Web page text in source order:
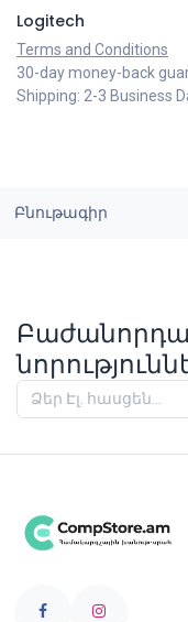
Logitech
Terms and Conditions
30-day money-back
Shipping: 2-3 Business
Բնութագիր